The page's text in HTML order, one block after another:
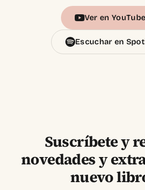
Ver en YouTube
Escuchar en
Suscríbete y
novedades y
nuevo